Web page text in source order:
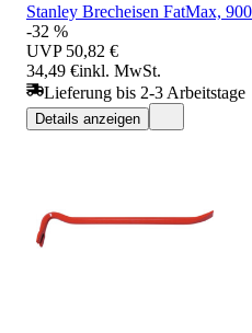
Stanley Brecheisen FatMax,
-32 %
UVP 50,82 €
34,49 €inkl. MwSt.
Lieferung bis 2-3 Arbeitstage
Details anzeigen